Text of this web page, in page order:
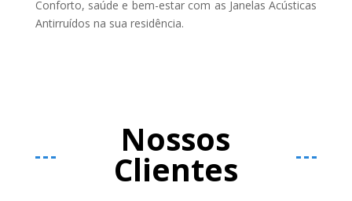
Conforto, saúde e bem-estar com as Janelas Acústicas
Antirruídos na sua residência.
Nossos
Clientes